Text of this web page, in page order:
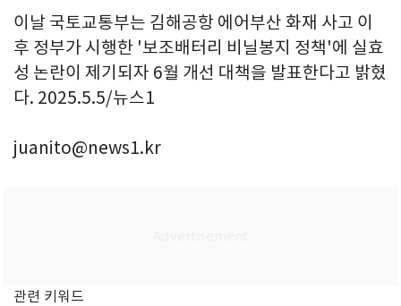
이날 국토교통부는 김해공항 에어부산 화재 사고 이
후 정부가 시행한 '보조배터리 비닐봉지 정책'에 실효
성 논란이 제기되자 6월 개선 대책을 발표한다고 밝혔
다. 2025.5.5/뉴스1
juanito@news1.kr
관련 키워드